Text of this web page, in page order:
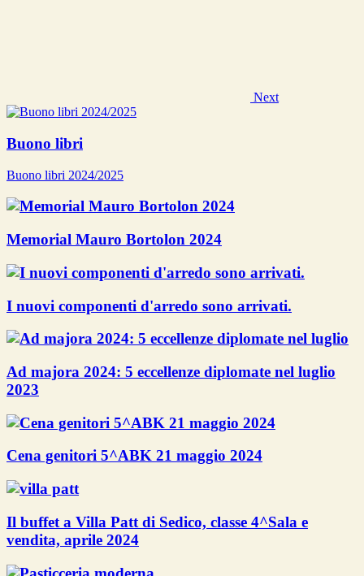
Next
Buono libri
Buono libri 2024/2025
Memorial Mauro Bortolon 2024
I nuovi componenti d'arredo sono arrivati.
Ad majora 2024: 5 eccellenze diplomate nel luglio
2023
Cena genitori 5^ABK 21 maggio 2024
Il buffet a Villa Patt di Sedico, classe 4^Sala e
vendita, aprile 2024